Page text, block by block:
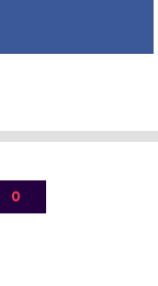
0